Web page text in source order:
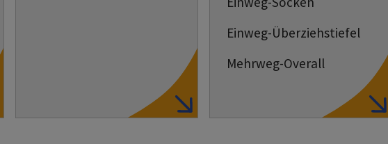
Einweg-Überziehstiefel
Mehrweg-Overall